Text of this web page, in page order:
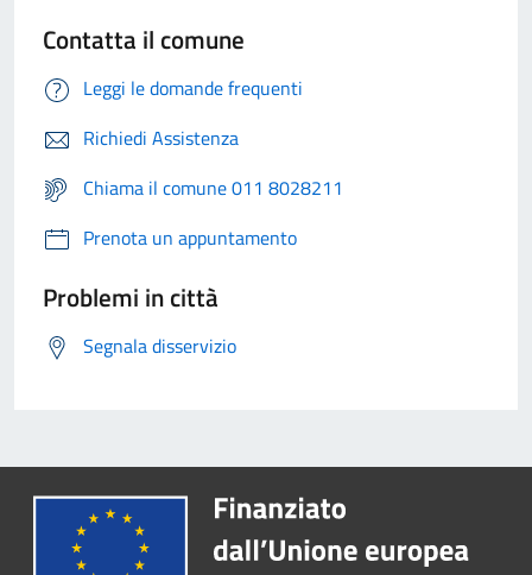
Contatta il comune
Leggi le domande frequenti
Richiedi Assistenza
Chiama il comune 011 8028211
Prenota un appuntamento
Problemi in città
Segnala disservizio